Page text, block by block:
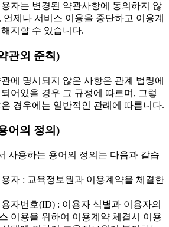
자는 변경된 약관사항에 동의하지 않
언제나 서비스 이용을 중단하고 이용계
지할 수 있습니다.
관외 준칙)
에 명시되지 않은 사항은 관계 법령에
어있을 경우 그 규정에 따르며, 그렇
경우에는 일반적인 관례에 따릅니다.
어의 정의)
사용하는 용어의 정의는 다음과 같습
자 : 교육정보원과 이용계약을 체결한
자번호(ID) : 이용자 식별과 이용자의
이용을 위하여 이용계약 체결시 이용